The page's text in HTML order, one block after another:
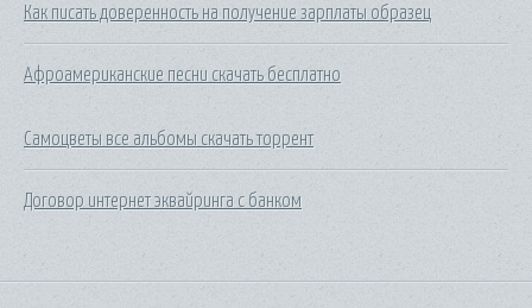
Как писать доверенность на получение зарплаты образец
Афроамериканские песни скачать бесплатно
Самоцветы все альбомы скачать торрент
Договор интернет эквайринга с банком